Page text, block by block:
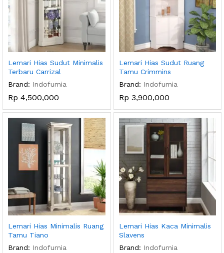
Lemari Hias Sudut Minimalis
Terbaru Carrizal
Brand: Indofurnia
Rp 4,500,000
Lemari Hias Sudut Ruang
Tamu Crimmins
Brand: Indofurnia
Rp 3,900,000
Lemari Hias Minimalis Ruang
Tamu Tiano
Brand: Indofurnia
Lemari Hias Kaca Minimalis
Slavens
Brand: Indofurnia